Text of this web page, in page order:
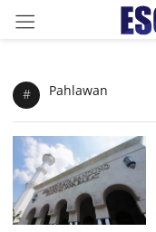
# Pahlawan